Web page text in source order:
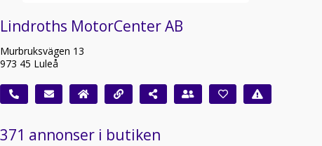
Lindroths MotorCenter AB
Murbruksvägen 13
973 45 Luleå
371 annonser i butiken